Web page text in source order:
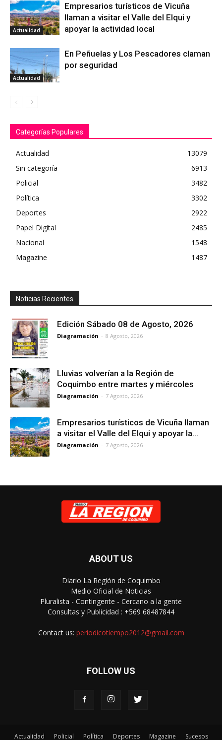
Actualidad
Empresarios turísticos de Vicuña
llaman a visitar el Valle del Elqui y
apoyar la actividad local
Actualidad
En Peñuelas y Los Pescadores claman
por seguridad
Categorías Populares
Actualidad
13079
Sin categoría
6913
Policial
3482
Política
3302
Deportes
2922
Papel Digital
2485
Nacional
1548
Magazine
1487
Noticias Recientes
Edición Sábado 08 de Agosto, 2026
Diagramación - 8 Agosto, 2026
Lluvias volverían a la Región de
Coquimbo entre martes y miércoles
Diagramación - 7 Agosto, 2026
Empresarios turísticos de Vicuña llaman
a visitar el Valle del Elqui y apoyar la...
Diagramación - 7 Agosto, 2026
ABOUT US
Diario La Región de Coquimbo
Medio Oficial de Noticias
Pluralista - Contingente - Cercano a la gente
Consultas y Publicidad : +569 68487844
Contact us: periodicotiempo2012@gmail.com
FOLLOW US
Actualidad Policial Política Deportes Magazine Sucesos